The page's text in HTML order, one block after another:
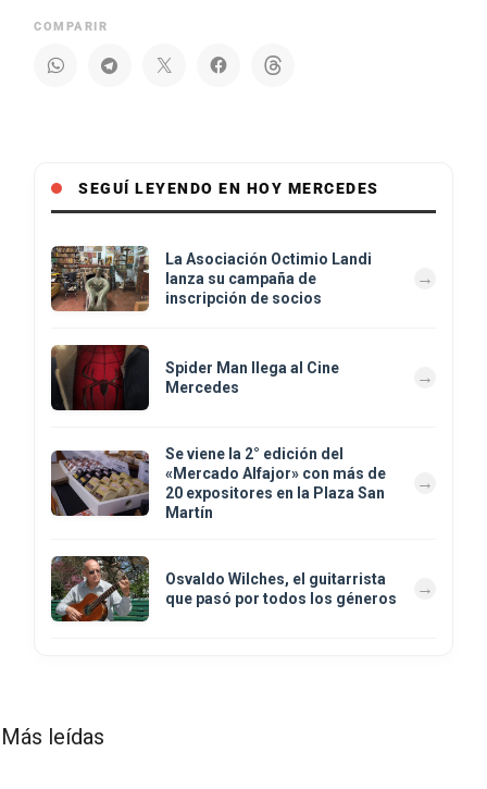
COMPARIR
SEGUÍ LEYENDO EN HOY MERCEDES
La Asociación Octimio Landi
lanza su campaña de
inscripción de socios
Spider Man llega al Cine
Mercedes
Se viene la 2° edición del
«Mercado Alfajor» con más de
20 expositores en la Plaza San
Martín
Osvaldo Wilches, el guitarrista
que pasó por todos los géneros
Más leídas